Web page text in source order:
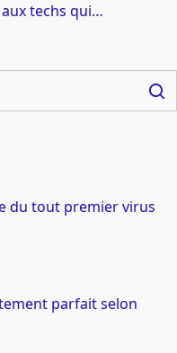
aux techs qui…
du tout premier virus
parfait selon